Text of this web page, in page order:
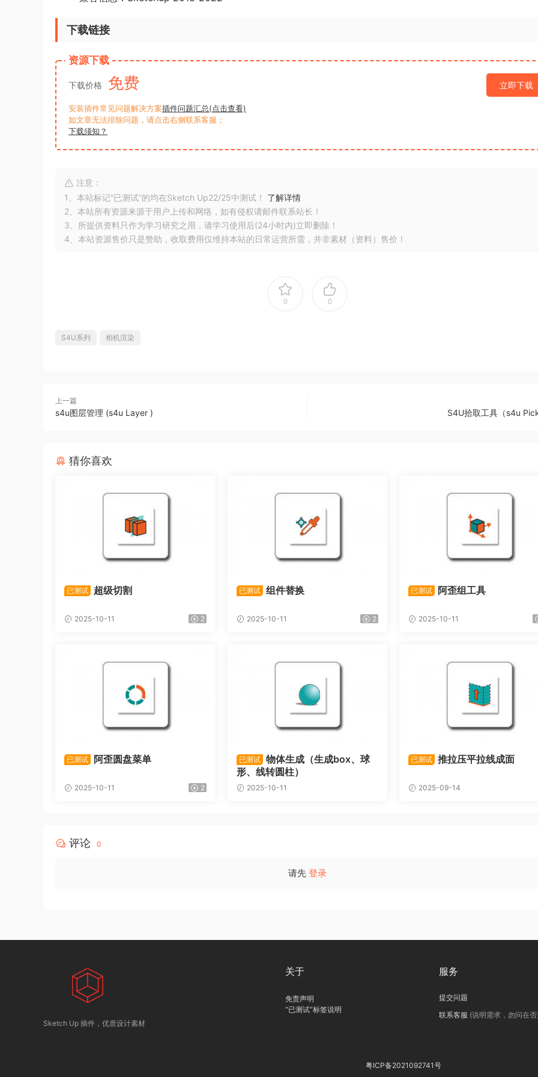
下载链接
资源下载
下载价格 免费 立即下载
安装插件常见问题解决方案插件问题汇总(点击查看)
如文章无法排除问题，请点击右侧联系客服；
下载须知？
注意：
1、本站标记“已测试”的均在Sketch Up22/25中测试！ 了解详情
2、本站所有资源来源于用户上传和网络，如有侵权请邮件联系站长！
3、所提供资料只作为学习研究之用，请学习使用后(24小时内)立即删除！
4、本站资源售价只是赞助，收取费用仅维持本站的日常运营所需，并非素材（资料）售价！
0 0
S4U系列 相机渲染
上一篇
s4u图层管理 (s4u Layer ) S4U拾取工具（s4u
猜你喜欢
已测试 超级切割
2025-10-11 2
已测试 组件替换
2025-10-11 2
已测试 阿歪组工具
2025-10-11
已测试 阿歪圆盘菜单
2025-10-11 2
已测试
物体生成（生成box、球
形、线转圆柱）
2025-10-11
已测试 推拉压平拉线成面
2025-09-14
评论 0
请先 登录
Sketch Up 插件，优质设计素材
关于
免责声明
“已测试”标签说明
服务
提交问题
联系客服 (说明需求，勿问在否
粤ICP备2021092741号